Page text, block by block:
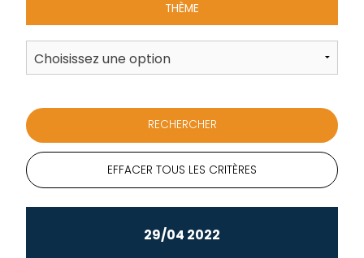
THÈME
EFFACER TOUS LES CRITÈRES
29/04 2022